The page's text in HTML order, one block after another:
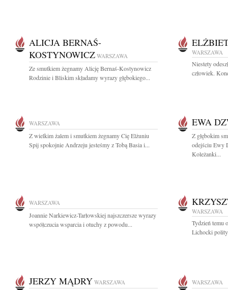
ALICJA BERNAŚ-
KOSTYNOWICZ WARSZAWA
Ze smutkiem żegnamy Alicję Bernaś-Kostynowicz
Rodzinie i Bliskim składamy wyrazy głębokiego...
WARSZAWA
Niestety
człowiek.
WARSZAWA
Z wielkim żalem i smutkiem żegnamy Cię Elżuniu
Spij spokojnie Andrzeju jesteśmy z Tobą Basia i...
EWA
Z głębokim
odejściu Ewy
Koleżanki...
WARSZAWA
Joannie Narkiewicz-Tarłowskiej najszczersze wyrazy
współczucia wsparcia i otuchy z powodu...
WARSZAWA
Tydzień temu
Lichocki
JERZY MĄDRY WARSZAWA WARSZAWA